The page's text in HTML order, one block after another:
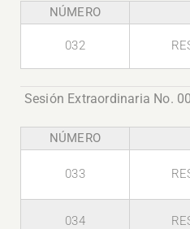
NÚMERO
032
Sesión Extraordinaria No.
NÚMERO
033
034